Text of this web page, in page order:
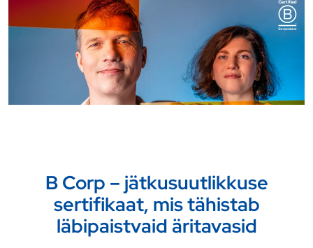
B Corp – jätkusuutlikkuse
sertifikaat, mis tähistab
läbipaistvaid äritavasid